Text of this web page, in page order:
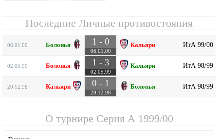
Последние Личные противостояния
06.01.00 Болонья 1 - 0
06.01.00
Кальяри ИтА 99/00
02.05.99 Болонья 1 - 3
02.05.99
Кальяри ИтА 98/99
20.12.98 Кальяри 0 - 1
20.12.98
Болонья ИтА 98/99
О турнире Серия А 1999/00